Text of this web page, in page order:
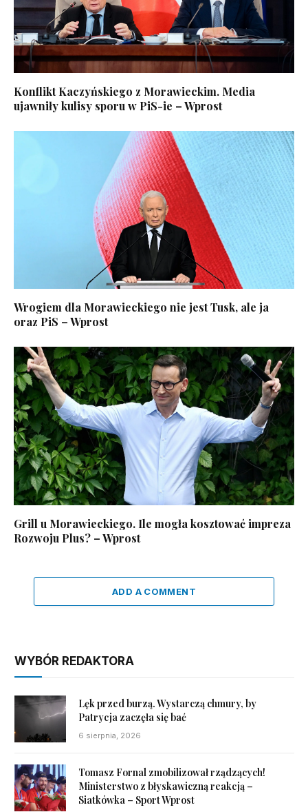
Konflikt Kaczyńskiego z Morawieckim. Media
ujawniły kulisy sporu w PiS-ie – Wprost
Wrogiem dla Morawieckiego nie jest Tusk, ale ja
oraz PiS – Wprost
Grill u Morawieckiego. Ile mogła kosztować impreza
Rozwoju Plus? – Wprost
ADD A COMMENT
WYBÓR REDAKTORA
Lęk przed burzą. Wystarczą chmury, by
Patrycja zaczęła się bać
6 sierpnia, 2026
Tomasz Fornal zmobilizował rządzących!
Ministerstwo z błyskawiczną reakcją –
Siatkówka – Sport Wprost